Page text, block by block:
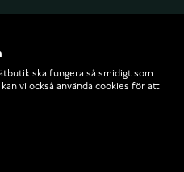
ska fungera så smidigt som
vi också använda cookies för att